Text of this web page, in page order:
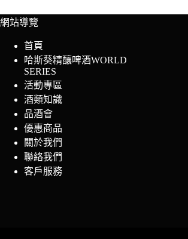
網站導覽
首頁
哈斯葵精釀啤酒WORLD
SERIES
活動專區
酒類知識
品酒會
優惠商品
關於我們
聯絡我們
客戶服務